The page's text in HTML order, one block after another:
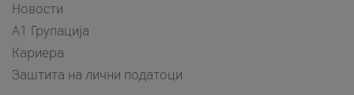
Новости
А1 Групација
Кариера
Заштита на лични податоци